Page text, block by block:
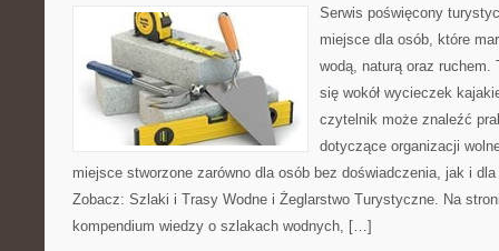
Serwis poświęcony
miejsce dla osób, które
wodą, naturą oraz ruchem.
się wokół wycieczek
czytelnik może znaleźć
dotyczące organizacji
miejsce stworzone zarówno dla osób bez doświadczenia, jak i
Zobacz: Szlaki i Trasy Wodne i Żeglarstwo Turystyczne. Na
kompendium wiedzy o szlakach wodnych, […]